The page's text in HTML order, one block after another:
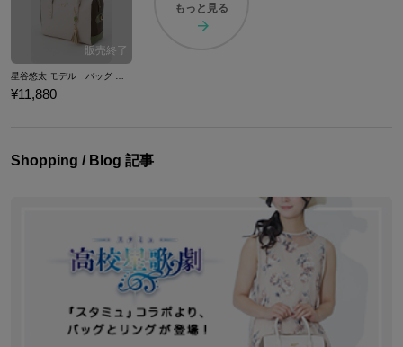
¥11,880
もっと見る
Shopping / Blog 記事